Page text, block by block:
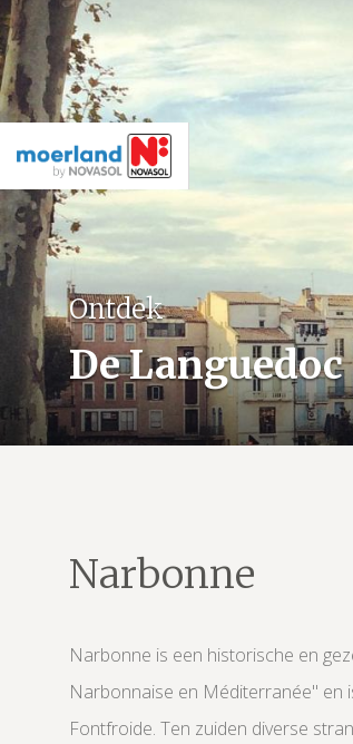
Ontdek
De Languedoc
Narbonne
Narbonne is een historische en
Narbonnaise en Méditerranée" en
Fontfroide. Ten zuiden diverse